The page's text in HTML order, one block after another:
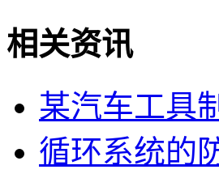
相关资讯
某汽车工具
循环系统的